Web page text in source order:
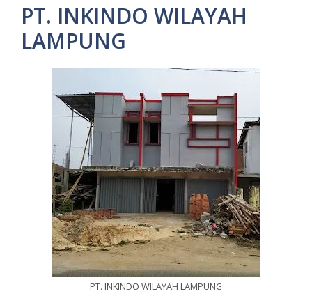
PT. INKINDO WILAYAH
LAMPUNG
PT. INKINDO WILAYAH LAMPUNG